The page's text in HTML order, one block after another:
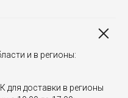
и в регионы:
для доставки в регионы